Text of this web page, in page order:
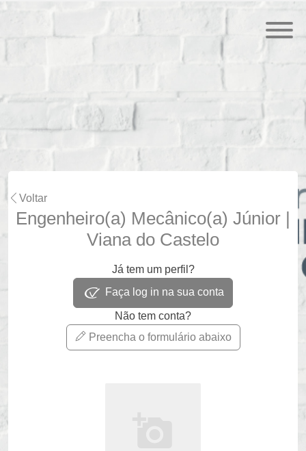
Voltar
Engenheiro(a) Mecânico(a) Júnior |
Viana do Castelo
Já tem um perfil?
Faça log in na sua conta
Não tem conta?
Preencha o formulário abaixo